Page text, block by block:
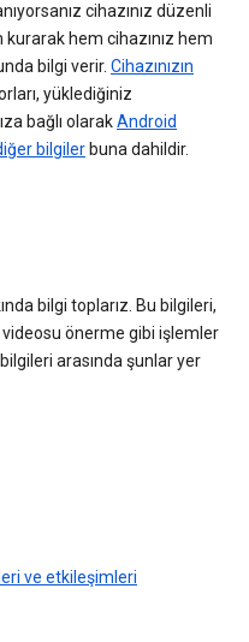
cihazınız düzenli
hem cihazınız hem
bilgi verir. Cihazınızın
yüklediğiniz
bağlı olarakAndroid
bilgiler buna dahildir.
bilgi toplarız. Bu bilgileri,
önerme gibi işlemler
bilgileri arasında şunlar yer
ve etkileşimleri